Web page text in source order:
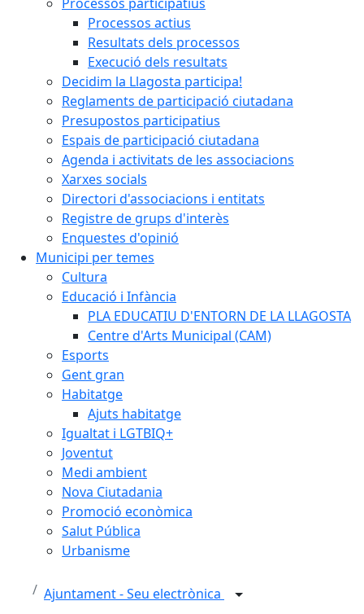
Processos actius
Resultats dels processos
Execució dels resultats
Decidim la Llagosta participa!
Reglaments de participació ciutadana
Presupostos participatius
Espais de participació ciutadana
Agenda i activitats de les associacions
Xarxes socials
Directori d'associacions i entitats
Registre de grups d'interès
Enquestes d'opinió
Municipi per temes
Cultura
Educació i Infància
PLA EDUCATIU D'ENTORN DE LA LLAGOSTA
Centre d'Arts Municipal (CAM)
Esports
Gent gran
Habitatge
Ajuts habitatge
Igualtat i LGTBIQ+
Joventut
Medi ambient
Nova Ciutadania
Promoció econòmica
Salut Pública
Urbanisme
Ajuntament - Seu electrònica